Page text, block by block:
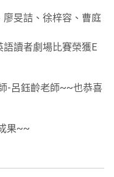
旻詰、徐梓容、曹庭
讀者劇場比賽榮獲E
-呂鈺齡老師~~也恭喜
果~~